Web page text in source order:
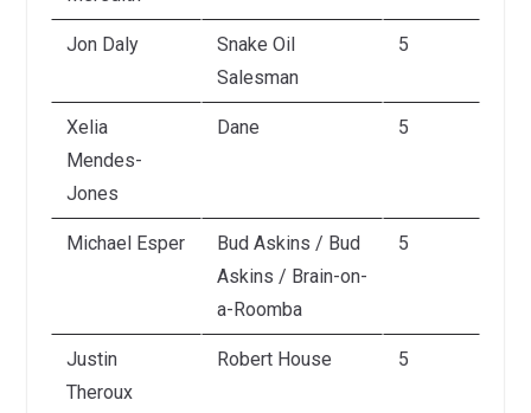
Jon Daly
Snake Oil
Salesman
5
Xelia
Mendes-
Jones
Dane 5
Michael Esper
Bud Askins / Bud
Askins / Brain-on-
a-Roomba
5
Justin
Theroux
Robert House 5